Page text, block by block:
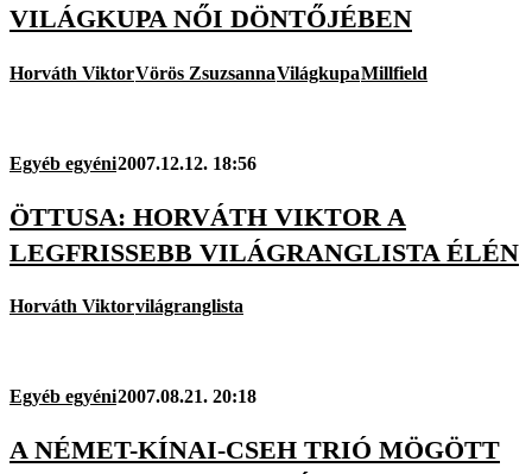
VILÁGKUPA NŐI DÖNTŐJÉBEN
Horváth ViktorVörös ZsuzsannaVilágkupaMillfield
Egyéb egyéni2007.12.12. 18:56
ÖTTUSA: HORVÁTH VIKTOR A
LEGFRISSEBB VILÁGRANGLISTA ÉLÉN
Horváth Viktorvilágranglista
Egyéb egyéni2007.08.21. 20:18
A NÉMET-KÍNAI-CSEH TRIÓ MÖGÖTT